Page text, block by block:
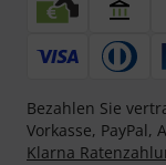
Bezahlen Sie
Vorkasse, PayPal,
Klarna